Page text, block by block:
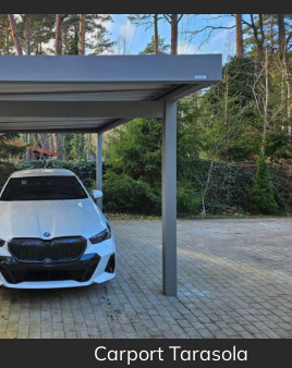
Carport Tarasola